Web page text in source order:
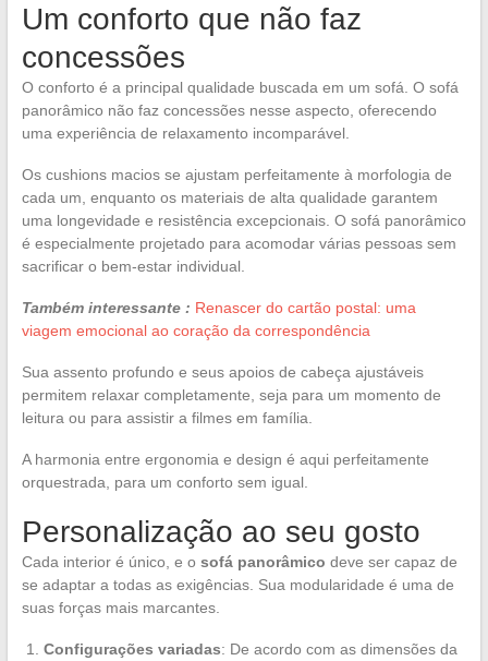
Um conforto que não faz
concessões
O conforto é a principal qualidade buscada em um sofá. O sofá
panorâmico não faz concessões nesse aspecto, oferecendo
uma experiência de relaxamento incomparável.
Os cushions macios se ajustam perfeitamente à morfologia de
cada um, enquanto os materiais de alta qualidade garantem
uma longevidade e resistência excepcionais. O sofá panorâmico
é especialmente projetado para acomodar várias pessoas sem
sacrificar o bem-estar individual.
Também interessante : Renascer do cartão postal: uma
viagem emocional ao coração da correspondência
Sua assento profundo e seus apoios de cabeça ajustáveis
permitem relaxar completamente, seja para um momento de
leitura ou para assistir a filmes em família.
A harmonia entre ergonomia e design é aqui perfeitamente
orquestrada, para um conforto sem igual.
Personalização ao seu gosto
Cada interior é único, e o sofá panorâmico deve ser capaz de
se adaptar a todas as exigências. Sua modularidade é uma de
suas forças mais marcantes.
Configurações variadas: De acordo com as dimensões da